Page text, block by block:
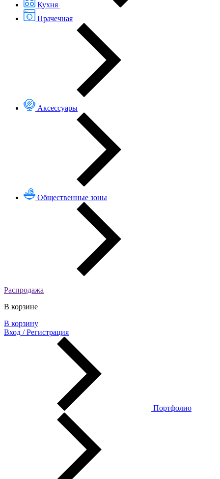
Кухня
Прачечная
Аксессуары
Общественные зоны
Распродажа
В корзине
В корзину
Вход / Регистрация
Портфолио